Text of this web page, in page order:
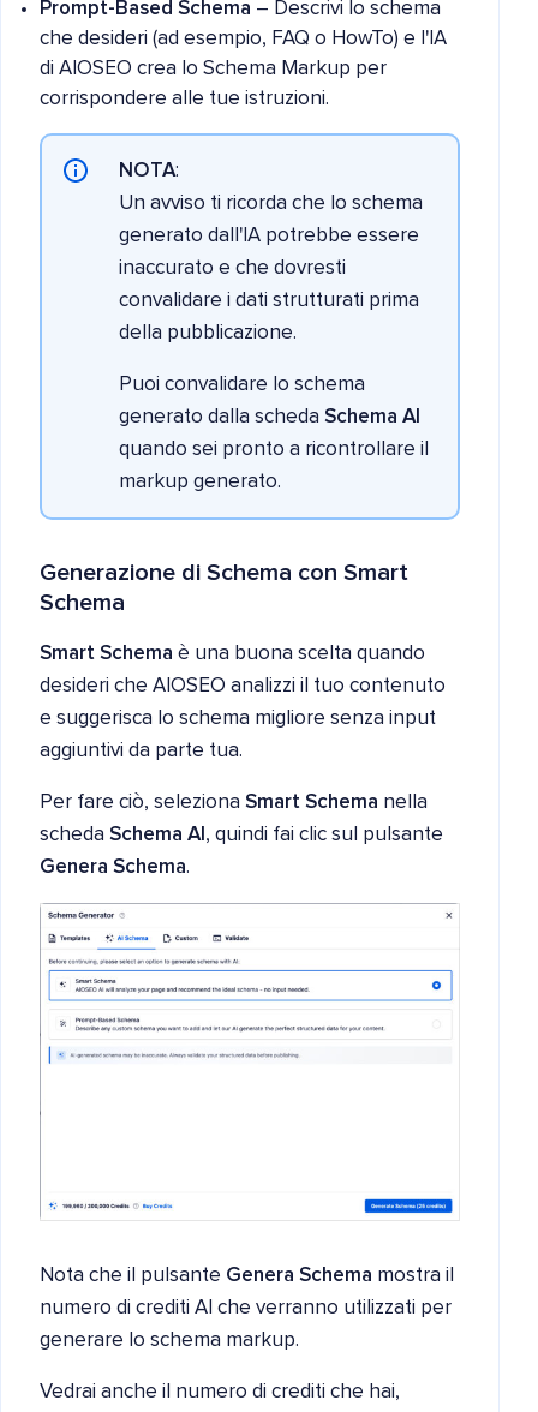
Prompt-Based Schema – Descrivi lo schema
che desideri (ad esempio, FAQ o HowTo) e l'IA
di AIOSEO crea lo Schema Markup per
corrispondere alle tue istruzioni.
NOTA:
Un avviso ti ricorda che lo schema
generato dall'IA potrebbe essere
inaccurato e che dovresti
convalidare i dati strutturati prima
della pubblicazione.
Puoi convalidare lo schema
generato dalla scheda Schema AI
quando sei pronto a ricontrollare il
markup generato.
Generazione di Schema con Smart
Schema
Smart Schema è una buona scelta quando
desideri che AIOSEO analizzi il tuo contenuto
e suggerisca lo schema migliore senza input
aggiuntivi da parte tua.
Per fare ciò, seleziona Smart Schema nella
scheda Schema AI , quindi fai clic sul pulsante
Genera Schema.
Nota che il pulsante Genera Schema mostra il
numero di crediti AI che verranno utilizzati per
generare lo schema markup.
Vedrai anche il numero di crediti che hai,